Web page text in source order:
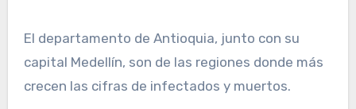
El departamento de Antioquia, junto con su
capital Medellín, son de las regiones donde más
crecen las cifras de infectados y muertos.